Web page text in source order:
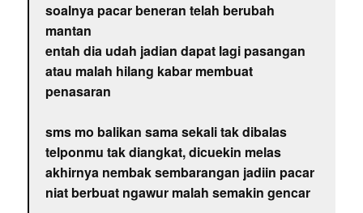
soalnya pacar beneran telah berubah
mantan
entah dia udah jadian dapat lagi pasangan
atau malah hilang kabar membuat
penasaran
sms mo balikan sama sekali tak dibalas
telponmu tak diangkat, dicuekin melas
akhirnya nembak sembarangan jadiin pacar
niat berbuat ngawur malah semakin gencar